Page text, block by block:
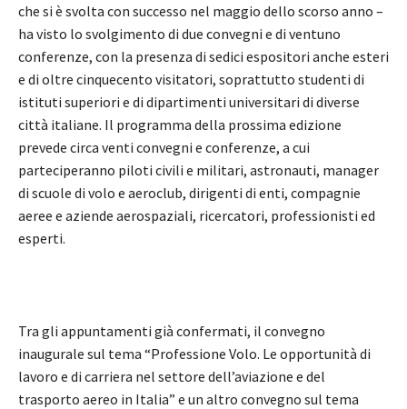
che si è svolta con successo nel maggio dello scorso anno –
ha visto lo svolgimento di due convegni e di ventuno
conferenze, con la presenza di sedici espositori anche esteri
e di oltre cinquecento visitatori, soprattutto studenti di
istituti superiori e di dipartimenti universitari di diverse
città italiane. Il programma della prossima edizione
prevede circa venti convegni e conferenze, a cui
parteciperanno piloti civili e militari, astronauti, manager
di scuole di volo e aeroclub, dirigenti di enti, compagnie
aeree e aziende aerospaziali, ricercatori, professionisti ed
esperti.
Tra gli appuntamenti già confermati, il convegno
inaugurale sul tema “Professione Volo. Le opportunità di
lavoro e di carriera nel settore dell’aviazione e del
trasporto aereo in Italia” e un altro convegno sul tema